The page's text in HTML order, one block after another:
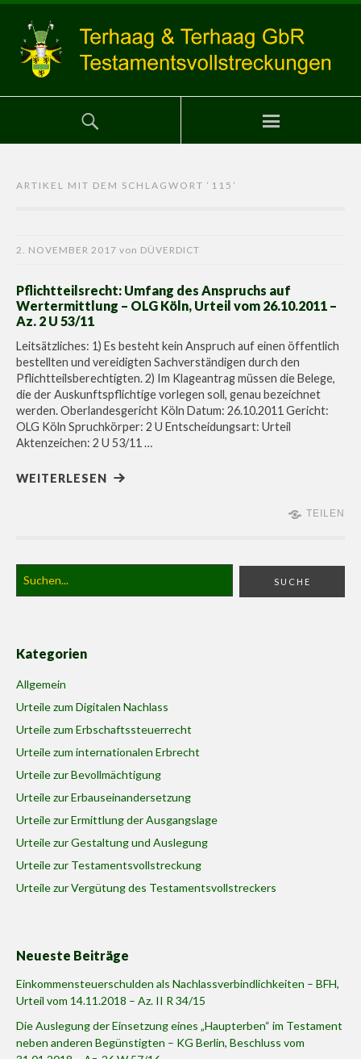
ARTIKEL MIT DEM SCHLAGWORT ‘ 115 ’
2. NOVEMBER 2017 von DÜVERDICT
Pflichtteilsrecht: Umfang des Anspruchs auf
Wertermittlung – OLG Köln, Urteil vom 26.10.2011 –
Az. 2 U 53/11
Leitsätzliches: 1) Es besteht kein Anspruch auf einen öffentlich
bestellten und vereidigten Sachverständigen durch den
Pflichtteilsberechtigten. 2) Im Klageantrag müssen die Belege,
die der Auskunftspflichtige vorlegen soll, genau bezeichnet
werden. Oberlandesgericht Köln Datum: 26.10.2011 Gericht:
OLG Köln Spruchkörper: 2 U Entscheidungsart: Urteil
Aktenzeichen: 2 U 53/11 …
WEITERLESEN
TEILEN
Kategorien
Allgemein
Urteile zum Digitalen Nachlass
Urteile zum Erbschaftssteuerrecht
Urteile zum internationalen Erbrecht
Urteile zur Bevollmächtigung
Urteile zur Erbauseinandersetzung
Urteile zur Ermittlung der Ausgangslage
Urteile zur Gestaltung und Auslegung
Urteile zur Testamentsvollstreckung
Urteile zur Vergütung des Testamentsvollstreckers
Neueste Beiträge
Einkommensteuerschulden als Nachlassverbindlichkeiten – BFH,
Urteil vom 14.11.2018 – Az. II R 34/15
Die Auslegung der Einsetzung eines „Haupterben“ im Testament
neben anderen Begünstigten – KG Berlin, Beschluss vom